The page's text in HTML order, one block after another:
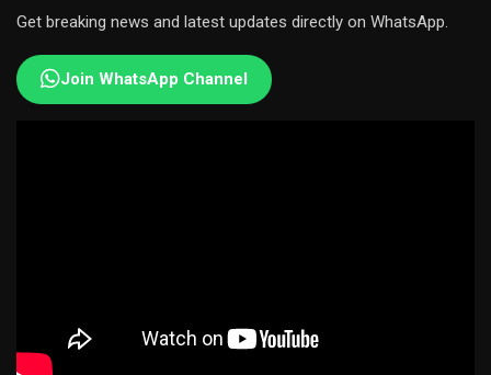
Get breaking news and latest updates directly on WhatsApp.
Join WhatsApp Channel